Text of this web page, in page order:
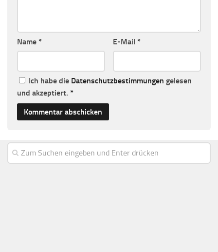
Name * E-Mail *
Ich habe die Datenschutzbestimmungen gelesen
und akzeptiert. *